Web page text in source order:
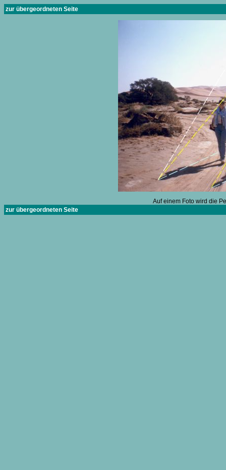
zur übergeordneten Seite
Auf einem Foto wird die
zur übergeordneten Seite